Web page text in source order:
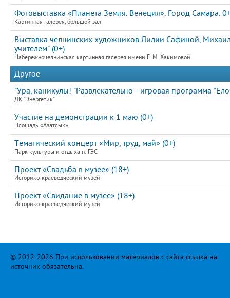
Фотовыставка «Планета Земля. Венеция». Город Самара.
Картинная галерея, большой зал
Выставка челнинских художников Лилии Сафиной,
учителем" (0+)
Набережночелнинская картинная галерея имени Г. М. Хакимовой
Другое
"Ура, каникулы! "Развлекательно - игровая программа
ДК "Энергетик"
Участие на демонстрации к 1 маю (0+)
Площадь «Азатлык»
Тематический концерт «Мир, труд, май» (0+)
Парк культуры и отдыха п. ГЭС
Проект «Свадьба в музее» (18+)
Историко-краеведческий музей
Проект «Свидание в музее» (18+)
Историко-краеведческий музей
© 2012-2026 При использовании материалов с сайта ссылка на
источник обязательна.